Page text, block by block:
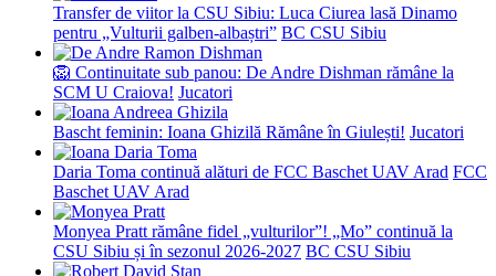
Transfer de viitor la CSU Sibiu: Luca Ciurea lasă Dinamo
pentru „Vulturii galben-albaștri” BC CSU Sibiu
🦁 Continuitate sub panou: De Andre Dishman rămâne la
SCM U Craiova! Jucatori
Bascht feminin: Ioana Ghizilă Rămâne în Giulești! Jucatori
Daria Toma continuă alături de FCC Baschet UAV Arad FCC
Baschet UAV Arad
Monyea Pratt rămâne fidel „vulturilor”! „Mo” continuă la
CSU Sibiu și în sezonul 2026-2027 BC CSU Sibiu